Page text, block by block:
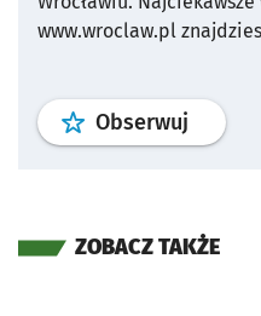
www.wroclaw.pl
Obserwuj profil
ZOBACZ TAKŻE